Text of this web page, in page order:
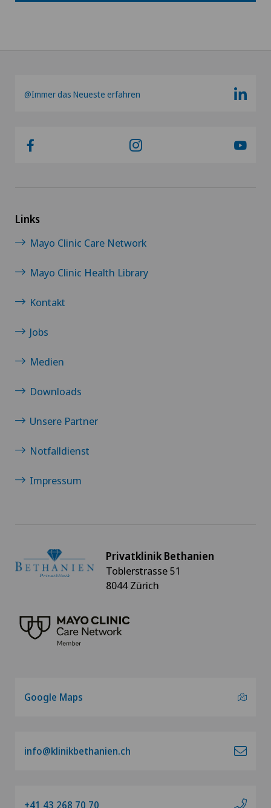
@Immer das Neueste erfahren
Links
Mayo Clinic Care Network
Mayo Clinic Health Library
Kontakt
Jobs
Medien
Downloads
Unsere Partner
Notfalldienst
Impressum
Privatklinik Bethanien
Toblerstrasse 51
8044 Zürich
Google Maps
info@klinikbethanien.ch
+41 43 268 70 70